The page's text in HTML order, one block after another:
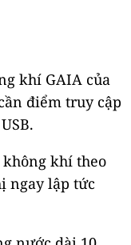
khí GAIA của
điểm truy cập
khí theo
ngay lập tức